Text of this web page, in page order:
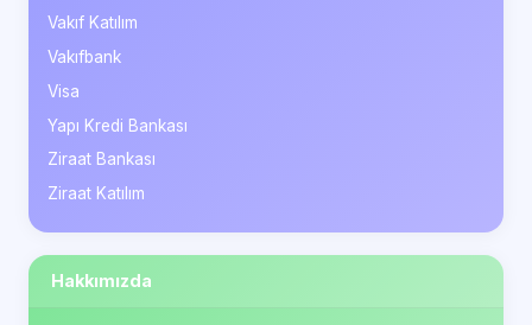
Vakıf Katılım
Vakıfbank
Visa
Yapı Kredi Bankası
Ziraat Bankası
Ziraat Katılım
Hakkımızda